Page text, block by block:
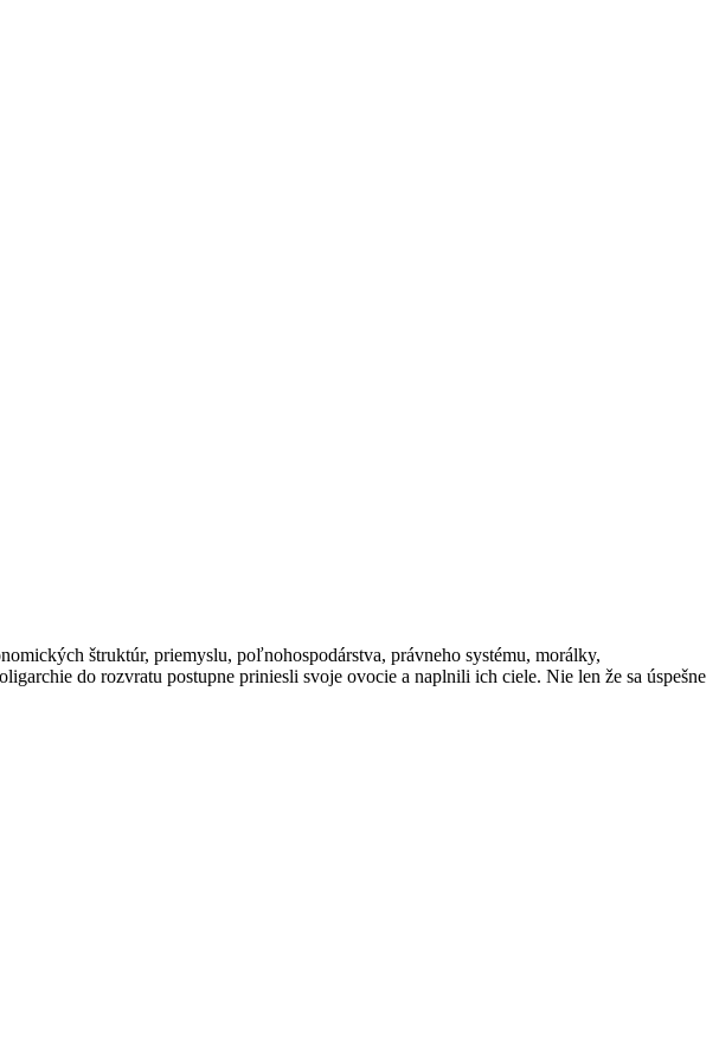
štruktúr, priemyslu, poľnohospodárstva, právneho systému, morálky,
do rozvratu postupne priniesli svoje ovocie a naplnili ich ciele. Nie len že sa úspešne